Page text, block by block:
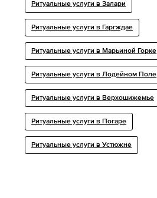
Ритуальные услуги в Залари
Ритуальные услуги в Гаргждае
Ритуальные услуги в Марьиной Горке
Ритуальные услуги в Лодейном Поле
Ритуальные услуги в Верхошижемье
Ритуальные услуги в Погаре
Ритуальные услуги в Устюжне